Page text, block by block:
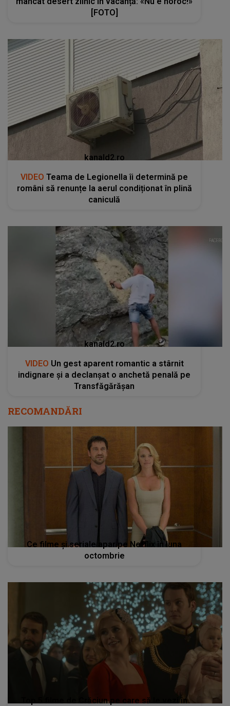
[FOTO]
kanald2.ro
VIDEO Teama de Legionella îi determină pe
români să renunțe la aerul condiționat în plină
caniculă
kanald2.ro
VIDEO Un gest aparent romantic a stârnit
indignare și a declanșat o anchetă penală pe
Transfăgărășan
RECOMANDĂRI
Ce filme și seriale apar pe Netflix în luna
octombrie
Top 5 filme de Crăciun pe care să le vezi în